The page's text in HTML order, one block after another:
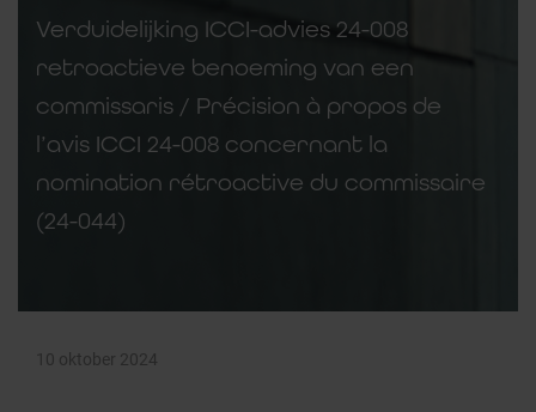
Verduidelijking ICCI-advies 24-008
retroactieve benoeming van een
commissaris / Précision à propos de
l’avis ICCI 24-008 concernant la
nomination rétroactive du commissaire
(24-044)
10 oktober 2024